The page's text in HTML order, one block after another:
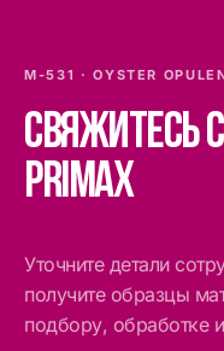
M-531 ·OYSTER
Свяжитесь
Primax
Уточните детали
получите образцы
подбору, обработке